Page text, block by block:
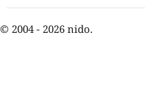
© 2004 - 2026 nido.